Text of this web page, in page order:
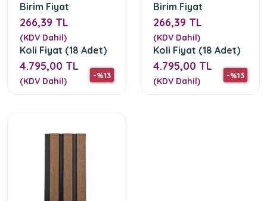
-%13
Birim Fiyat
266,39 TL
(KDV Dahil)
Koli Fiyat (18 Adet)
4.795,00 TL
(KDV Dahil)
-%13
Birim Fiyat
266,39 TL
(KDV Dahil)
Koli Fiyat (18 Adet)
4.795,00 TL
(KDV Dahil)